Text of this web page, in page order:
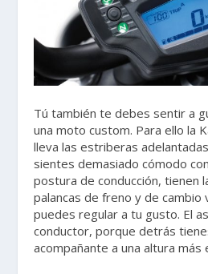
Tú también te debes sentir a
una moto custom. Para ello la
lleva las estriberas
sientes demasiado cómodo
postura de conducción, tienen
palancas de freno y de cambio
puedes regular a tu gusto. El
conductor, porque detrás
acompañante a una altura más